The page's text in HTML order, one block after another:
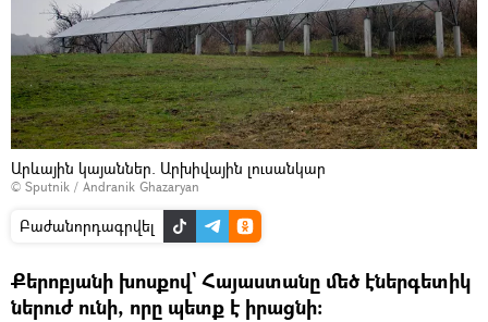
Արևային կայաններ. Արխիվային լուսանկար
© Sputnik / Andranik Ghazaryan
Բաժանորդագրվել
Քերոբյանի խոսքով` Հայաստանը մեծ էներգետիկ
ներուժ ունի, որը պետք է իրացնի։